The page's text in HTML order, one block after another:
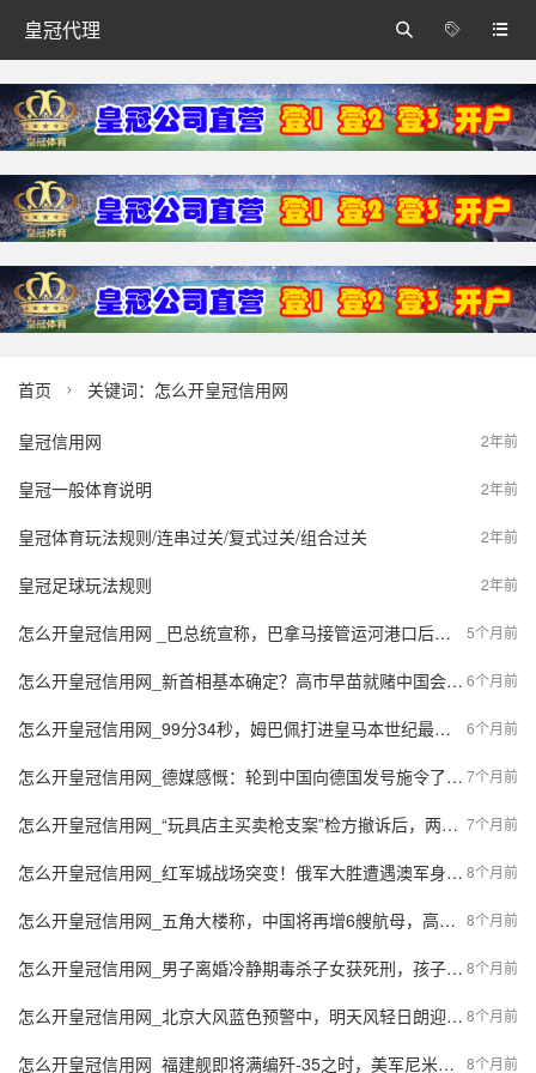
皇冠代理 


首页  关键词：怎么开皇冠信用网
2年前
皇冠信用网
2年前
皇冠一般体育说明
2年前
皇冠体育玩法规则/连串过关/复式过关/组合过关
2年前
皇冠足球玩法规则
5个月前
怎么开皇冠信用网 _巴总统宣称，巴拿马接管运河港口后，相信中国不会采取反制措施！外交部态度明确
6个月前
怎么开皇冠信用网_新首相基本确定？高市早苗就赌中国会认栽，话音刚落，俄罗斯出手教训日本
6个月前
怎么开皇冠信用网_99分34秒，姆巴佩打进皇马本世纪最晚西甲制胜球
7个月前
怎么开皇冠信用网_德媒感慨：轮到中国向德国发号施令了，风水轮流转，想不到我们也有今天
7个月前
怎么开皇冠信用网_“玩具店主买卖枪支案”检方撤诉后，两当事人申请国赔53万余元
8个月前
怎么开皇冠信用网_红军城战场突变！俄军大胜遭遇澳军身影，乌军打红眼用M1坦克拼命反扑
8个月前
怎么开皇冠信用网_五角大楼称，中国将再增6艘航母，高市早苗感到不妙，再次暗示特朗普
8个月前
怎么开皇冠信用网_男子离婚冷静期毒杀子女获死刑，孩子母亲称满意！仍未离婚
8个月前
怎么开皇冠信用网_北京大风蓝色预警中，明天风轻日朗迎冬至
8个月前
怎么开皇冠信用网_福建舰即将满编歼-35之时，美军尼米兹号退役，反华航母又少一艘